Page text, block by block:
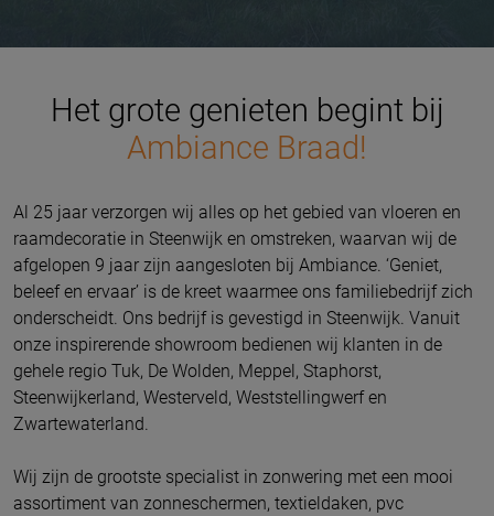
Het grote genieten begint bij
Ambiance Braad!
Al 25 jaar verzorgen wij alles op het gebied van vloeren en
raamdecoratie in Steenwijk en omstreken, waarvan wij de
afgelopen 9 jaar zijn aangesloten bij Ambiance. ‘Geniet,
beleef en ervaar’ is de kreet waarmee ons familiebedrijf zich
onderscheidt. Ons bedrijf is gevestigd in Steenwijk. Vanuit
onze inspirerende showroom bedienen wij klanten in de
gehele regio Tuk, De Wolden, Meppel, Staphorst,
Steenwijkerland, Westerveld, Weststellingwerf en
Zwartewaterland.
Wij zijn de grootste specialist in zonwering met een mooi
assortiment van zonneschermen, textieldaken, pvc